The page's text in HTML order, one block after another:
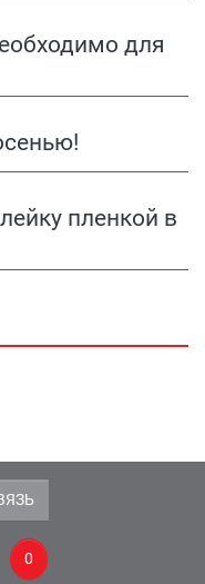
для
пленкой в
0